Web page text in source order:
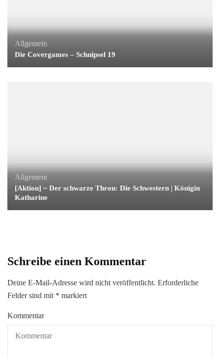
Allgemein
Die Covergames – Schnipsel 19
Allgemein
[Aktion] ~ Der schwarze Thron: Die Schwestern | Königin
Katharine
Schreibe einen Kommentar
Deine E-Mail-Adresse wird nicht veröffentlicht. Erforderliche
Felder sind mit * markiert
Kommentar